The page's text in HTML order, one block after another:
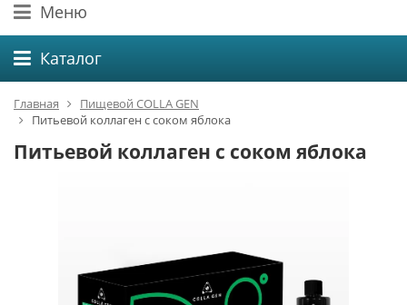
Меню
Каталог
Главная
Пищевой COLLA GEN
Питьевой коллаген с соком яблока
Питьевой коллаген с соком яблока